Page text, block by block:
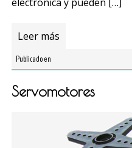
Leer más
Publicado en
Servomotores